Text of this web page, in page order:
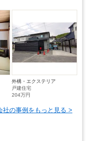
外構・エクステリア
戸建住宅
204万円
社の事例をもっと見る >